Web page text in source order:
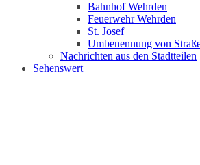
Bahnhof Wehrden
Feuerwehr Wehrden
St. Josef
Umbenennung von
Nachrichten aus den Stadtteilen
Sehenswert